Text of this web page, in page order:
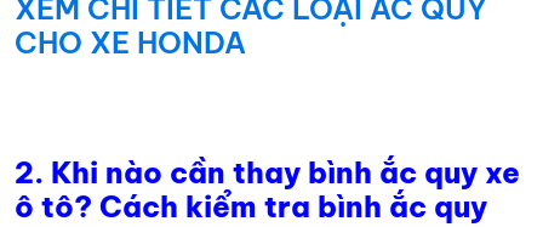
XEM CHI TIẾT CÁC LOẠI ẮC QUY
CHO XE HONDA
2. Khi nào cần thay bình ắc quy xe
ô tô? Cách kiểm tra bình ắc quy